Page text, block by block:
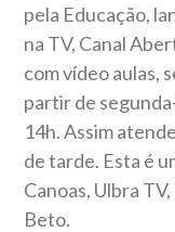
pela Educação,
na TV, Canal
com vídeo aulas,
partir de
14h. Assim
de tarde. Esta é
Canoas, Ulbra
Beto.